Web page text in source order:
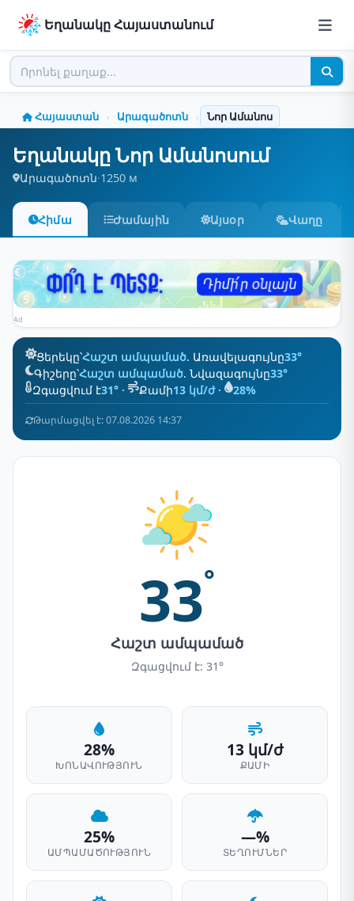
Եղանակը Հայաստանում
Հայաստան › Արագածոտն › Նոր Ամանոս
Եղանակը Նոր Ամանոսում
Արագածոտն·1250 м
Հիմա Ժամային Այսօր Վաղը
Ad
Ցերեկը՝Հաշտ ամպամած. Առավելագույնը33°
Գիշերը՝Հաշտ ամպամած. Նվազագույնը33°
Զգացվում է31° · Քամի13 կմ/ժ· 28%
Թարմացվել է: 07.08.2026 14:37
33°
Հաշտ ամպամած
Զգացվում է: 31°
28%
ԽՈՆԱՎՈՒԹՅՈՒՆ
13 կմ/ժ
ՔԱՄԻ
25%
ԱՄՊԱՄԱԾՈՒԹՅՈՒՆ
—%
ՏԵՂՈՒՄՆԵՐ